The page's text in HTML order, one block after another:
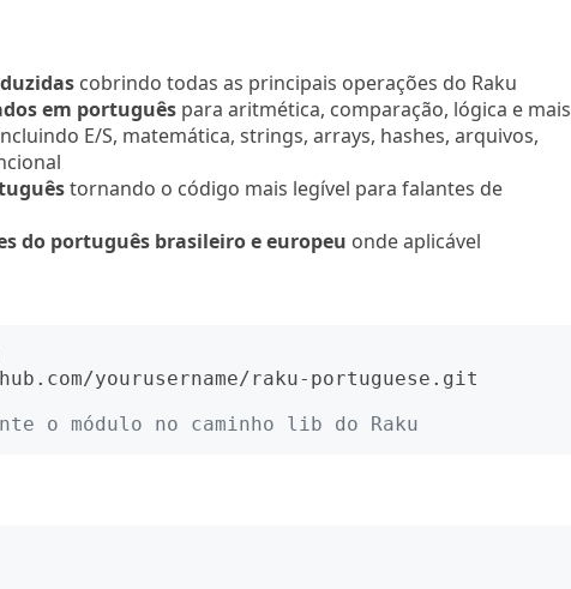
cobrindo todas as principais operações do Raku
em português para aritmética, comparação, lógica e mais
E/S, matemática, strings, arrays, hashes, arquivos,
tornando o código mais legível para falantes de
do português brasileiro e europeu onde aplicável
yourusername/raku-portuguese.git
o módulo no caminho lib do Raku